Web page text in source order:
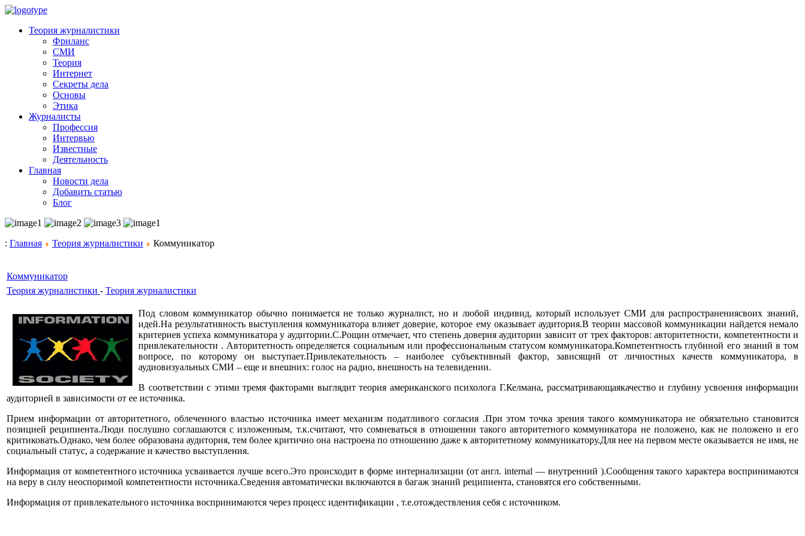
Теория журналистики
Фриланс
СМИ
Теория
Интернет
Секреты дела
Основы
Этика
Журналисты
Профессия
Интервью
Известные
Деятельность
Главная
Новости дела
Добавить статью
Блог
: Главная Теория журналистики Коммуникатор
Коммуникатор
Теория журналистики - Теория журналистики
Под словом коммуникатор обычно понимается не только журналист, но и любой индивид, который использует СМИ для распространениясвоих знаний,
идей.На результативность выступления коммуникатора влияет доверие, которое ему оказывает аудитория.В теории массовой коммуникации найдется немало
критериев успеха коммуникатора у аудитории.С.Рощин отмечает, что степень доверия аудитории зависит от трех факторов: авторитетности, компетентности и
привлекательности . Авторитетность определяется социальным или профессиональным статусом коммуникатора.Компетентность глубиной его знаний в том
вопросе, по которому он выступает.Привлекательность – наиболее субъективный фактор, зависящий от личностных качеств коммуникатора, в
аудиовизуальных СМИ – еще и внешних: голос на радио, внешность на телевидении.
В соответствии с этими тремя факторами выглядит теория американского психолога Г.Келмана, рассматривающаякачество и глубину усвоения информации
аудиторией в зависимости от ее источника.
Прием информации от авторитетного, облеченного властью источника имеет механизм податливого согласия .При этом точка зрения такого коммуникатора не обязательно становится
позицией реципиента.Люди послушно соглашаются с изложенным, т.к.считают, что сомневаться в отношении такого авторитетного коммуникатора не положено, как не положено и его
критиковать.Однако, чем более образована аудитория, тем более критично она настроена по отношению даже к авторитетному коммуникатору.Для нее на первом месте оказывается не имя, не
социальный статус, а содержание и качество выступления.
Информация от компетентного источника усваивается лучше всего.Это происходит в форме интернализации (от англ. internal — внутренний ).Сообщения такого характера воспринимаются
на веру в силу неоспоримой компетентности источника.Сведения автоматически включаются в багаж знаний реципиента, становятся его собственными.
Информация от привлекательного источника воспринимаются через процесс идентификации , т.е.отождествления себя с источником.